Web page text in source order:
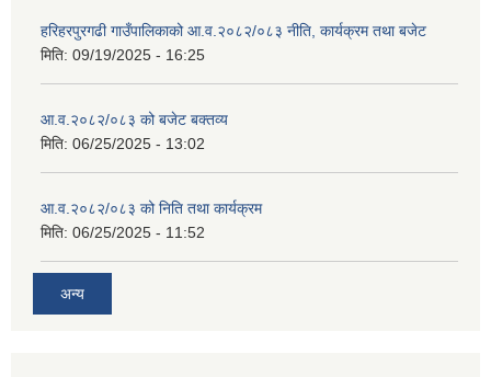
हरिहरपुरगढी गाउँपालिकाको आ.व.२०८२/०८३ नीति, कार्यक्रम तथा बजेट
मिति: 09/19/2025 - 16:25
आ.व.२०८२/०८३ को बजेट बक्तव्य
मिति: 06/25/2025 - 13:02
आ.व.२०८२/०८३ को निति तथा कार्यक्रम
मिति: 06/25/2025 - 11:52
अन्य